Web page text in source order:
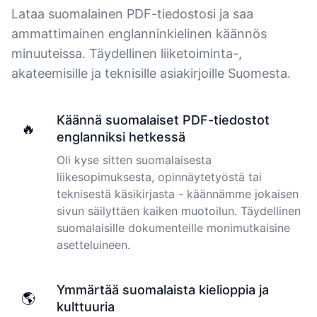
Jim
🇦🇺 NSW, Australia
articles and will be subscribing to the service. The
transcription comes in as text; I pasted it into a word
relationship with Cockatoo!
Saleena
🇺🇸 United States
transcribe interviews by hand. Thanks!
Lataa suomalainen PDF-tiedostosi ja saa
ammattimainen englanninkielinen käännös
minuuteissa. Täydellinen liiketoiminta-,
akateemisille ja teknisille asiakirjoille Suomesta.
🔥
Käännä suomalaiset PDF-tiedostot
englanniksi hetkessä
Oli kyse sitten suomalaisesta
liikesopimuksesta, opinnäytetyöstä tai
teknisestä käsikirjasta - käännämme jokaisen
sivun säilyttäen kaiken muotoilun. Täydellinen
suomalaisille dokumenteille monimutkaisine
asetteluineen.
🌎
Ymmärtää suomalaista kielioppia ja
kulttuuria